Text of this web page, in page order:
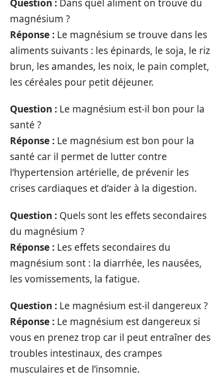
Question : Dans quel aliment on trouve du
magnésium ?
Réponse : Le magnésium se trouve dans les
aliments suivants : les épinards, le soja, le riz
brun, les amandes, les noix, le pain complet,
les céréales pour petit déjeuner.
Question : Le magnésium est-il bon pour la
santé ?
Réponse : Le magnésium est bon pour la
santé car il permet de lutter contre
l’hypertension artérielle, de prévenir les
crises cardiaques et d’aider à la digestion.
Question : Quels sont les effets secondaires
du magnésium ?
Réponse : Les effets secondaires du
magnésium sont : la diarrhée, les nausées,
les vomissements, la fatigue.
Question : Le magnésium est-il dangereux ?
Réponse : Le magnésium est dangereux si
vous en prenez trop car il peut entraîner des
troubles intestinaux, des crampes
musculaires et de l’insomnie.